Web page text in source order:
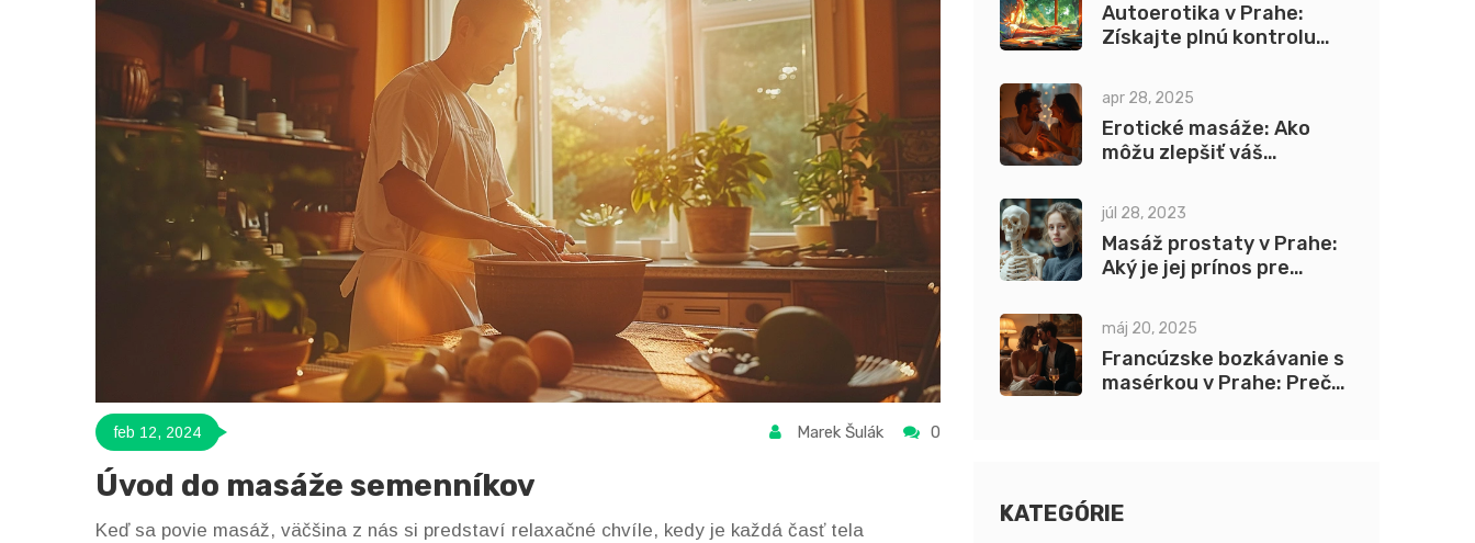
feb 12, 2024 Marek Šulák 0
Úvod do masáže semenníkov
Keď sa povie masáž, väčšina z nás si predstaví relaxačné chvíle, kedy je každá časť tela
Autoerotika v Prahe:
Získajte plnú kontrolu
apr 28, 2025
Erotické masáže: Ako
môžu zlepšiť váš
júl 28, 2023
Masáž prostaty v Prahe:
Aký je jej prínos pre
máj 20, 2025
Francúzske bozkávanie s
masérkou v Prahe: Prečo
KATEGÓRIE